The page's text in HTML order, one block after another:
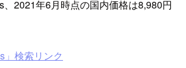
2021年6月時点の国内価格は8,980円
検索リンク